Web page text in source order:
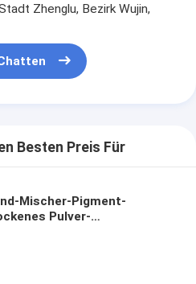
Zhenglu, Bezirk Wujin,
Besten Preis Für
Mischer-Pigment-
Pulver-